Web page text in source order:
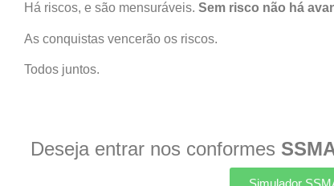
Há riscos, e são mensuráveis. Sem risco não há
As conquistas vencerão os riscos.
Todos juntos.
Deseja entrar nos conformes
Simulador